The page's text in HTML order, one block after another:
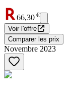
66,30 €
Voir l'offre
Comparer les prix
Novembre 2023